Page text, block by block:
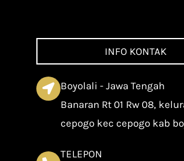
INFO KONTAK
Boyolali - Jawa Tengah
Banaran Rt 01 Rw 08,
cepogo kec cepogo kab
TELEPON